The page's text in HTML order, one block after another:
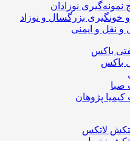
نمونه‌گیری نوزادان
خونگیری بزرگسال و نوزاد
و نقل و ایمنی
باکس
باکس
صبا
پژوهان
لاتکس